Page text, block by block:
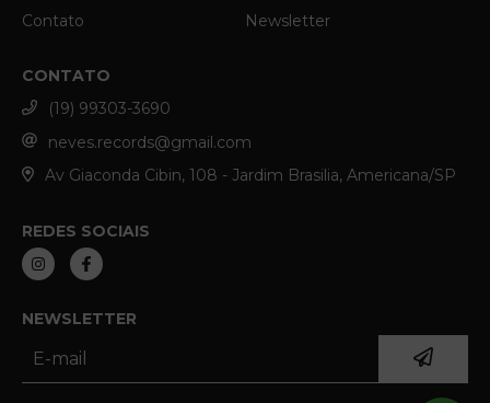
Contato Newsletter
CONTATO
(19) 99303-3690
neves.records@gmail.com
Av Giaconda Cibin, 108 - Jardim Brasilia, Americana/SP
REDES SOCIAIS
NEWSLETTER